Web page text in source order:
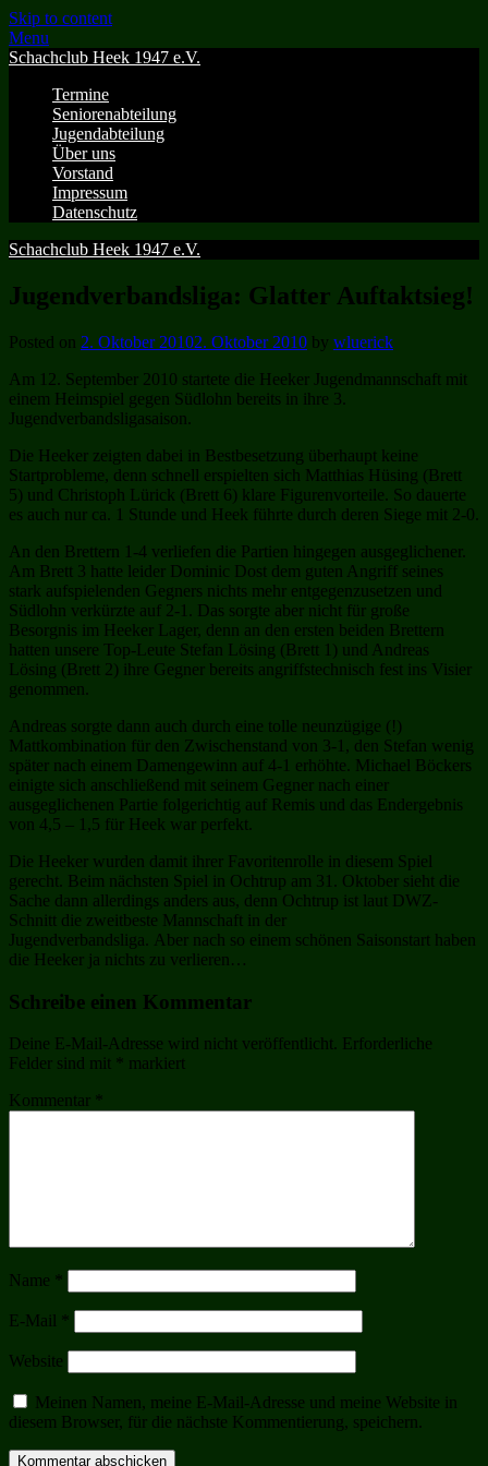
Skip to content
Menu
Schachclub Heek 1947 e.V.
Termine
Seniorenabteilung
Jugendabteilung
Über uns
Vorstand
Impressum
Datenschutz
Schachclub Heek 1947 e.V.
Jugendverbandsliga: Glatter Auftaktsieg!
Posted on 2. Oktober 20102. Oktober 2010 by wluerick
Am 12. September 2010 startete die Heeker Jugendmannschaft mit
einem Heimspiel gegen Südlohn bereits in ihre 3.
Jugendverbandsligasaison.
Die Heeker zeigten dabei in Bestbesetzung überhaupt keine
Startprobleme, denn schnell erspielten sich Matthias Hüsing (Brett
5) und Christoph Lürick (Brett 6) klare Figurenvorteile. So dauerte
es auch nur ca. 1 Stunde und Heek führte durch deren Siege mit 2-0.
An den Brettern 1-4 verliefen die Partien hingegen ausgeglichener.
Am Brett 3 hatte leider Dominic Dost dem guten Angriff seines
stark aufspielenden Gegners nichts mehr entgegenzusetzen und
Südlohn verkürzte auf 2-1. Das sorgte aber nicht für große
Besorgnis im Heeker Lager, denn an den ersten beiden Brettern
hatten unsere Top-Leute Stefan Lösing (Brett 1) und Andreas
Lösing (Brett 2) ihre Gegner bereits angriffstechnisch fest ins Visier
genommen.
Andreas sorgte dann auch durch eine tolle neunzügige (!)
Mattkombination für den Zwischenstand von 3-1, den Stefan wenig
später nach einem Damengewinn auf 4-1 erhöhte. Michael Böckers
einigte sich anschließend mit seinem Gegner nach einer
ausgeglichenen Partie folgerichtig auf Remis und das Endergebnis
von 4,5 – 1,5 für Heek war perfekt.
Die Heeker wurden damit ihrer Favoritenrolle in diesem Spiel
gerecht. Beim nächsten Spiel in Ochtrup am 31. Oktober sieht die
Sache dann allerdings anders aus, denn Ochtrup ist laut DWZ-
Schnitt die zweitbeste Mannschaft in der
Jugendverbandsliga. Aber nach so einem schönen Saisonstart haben
die Heeker ja nichts zu verlieren…
Schreibe einen Kommentar
Deine E-Mail-Adresse wird nicht veröffentlicht. Erforderliche
Felder sind mit * markiert
Kommentar *
Name *
E-Mail *
Website
Meinen Namen, meine E-Mail-Adresse und meine Website in
diesem Browser, für die nächste Kommentierung, speichern.